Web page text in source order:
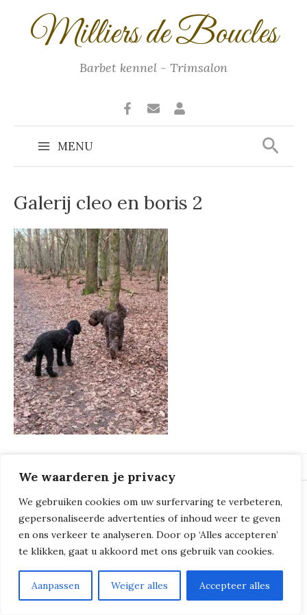
We waarderen je privacy
We gebruiken cookies om uw surfervaring te verbeteren,
gepersonaliseerde advertenties of inhoud weer te geven
en ons verkeer te analyseren. Door op ‘Alles accepteren’
te klikken, gaat u akkoord met ons gebruik van cookies.
Aanpassen Weiger alles Accepteer alles
Milliers de Boucles
Barbet kennel - Trimsalon
Main
Menu
MENU
Galerij cleo en boris 2
© 2018 - 2026Milliers de Boucles